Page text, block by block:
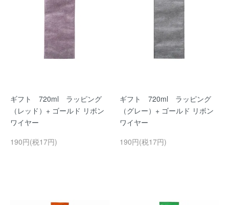
ギフト 720ml ラッピング
（レッド）+ ゴールド リボン
ワイヤー
190円(税17円)
ギフト 720ml ラッピング
（グレー）+ ゴールド リボン
ワイヤー
190円(税17円)